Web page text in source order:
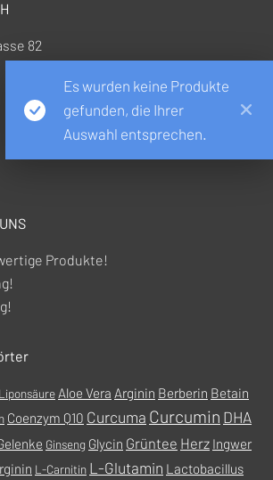
Es wurden keine Produkte
gefunden, die Ihrer
Auswahl entsprechen.
82
Produkte!
Aloe Vera Arginin Berberin Betain
Coenzym Q10 Curcuma Curcumin DHA
Ginseng Glycin Grüntee Herz Ingwer
L-Carnitin L-Glutamin Lactobacillus